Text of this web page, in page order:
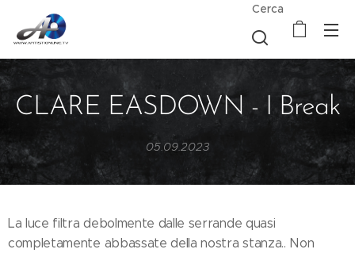
Cerca
CLARE EASDOWN - I Break
05.09.2023
La luce filtra debolmente dalle serrande quasi
completamente abbassate della nostra stanza.. Non